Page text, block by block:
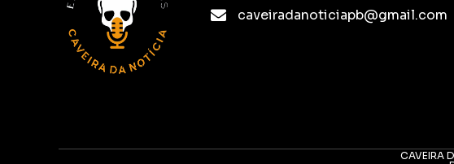
caveiradanoticiapb@gmail.com
CAVEIRA